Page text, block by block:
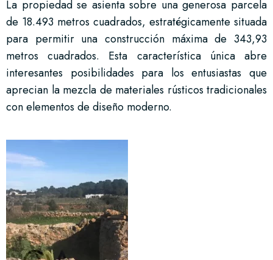
La propiedad se asienta sobre una generosa parcela
de 18.493 metros cuadrados, estratégicamente situada
para permitir una construcción máxima de 343,93
metros cuadrados. Esta característica única abre
interesantes posibilidades para los entusiastas que
aprecian la mezcla de materiales rústicos tradicionales
con elementos de diseño moderno.